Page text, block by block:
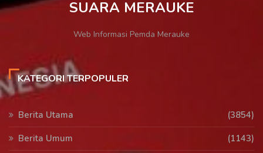
SUARA MERAUKE
Web Informasi Pemda Merauke
KATEGORI TERPOPULER
Berita Utama
(3854)
Berita Umum
(1143)